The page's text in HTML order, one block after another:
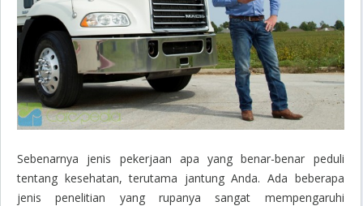
Sebenarnya jenis pekerjaan apa yang benar-benar peduli
tentang kesehatan, terutama jantung Anda. Ada beberapa
jenis penelitian yang rupanya sangat mempengaruhi